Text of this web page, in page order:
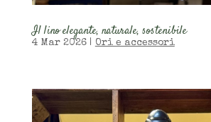
Il lino elegante, naturale, sostenibile
4 Mar 2026| Ori e accessori